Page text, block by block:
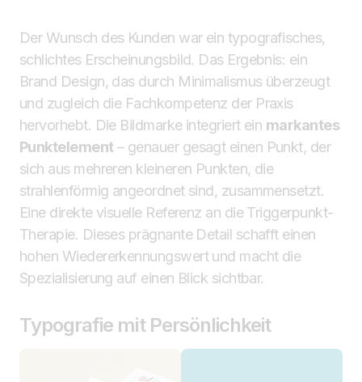
Der Wunsch des Kunden war ein typografisches,
schlichtes Erscheinungsbild. Das Ergebnis: ein
Brand Design, das durch Minimalismus überzeugt
und zugleich die Fachkompetenz der Praxis
hervorhebt. Die Bildmarke integriert ein markantes
Punktelement– genauer gesagt einen Punkt, der
sich aus mehreren kleineren Punkten, die
strahlenförmig angeordnet sind, zusammensetzt.
Eine direkte visuelle Referenz an die Triggerpunkt-
Therapie. Dieses prägnante Detail schafft einen
hohen Wiedererkennungswert und macht die
Spezialisierung auf einen Blick sichtbar.
Typografie mit Persönlichkeit